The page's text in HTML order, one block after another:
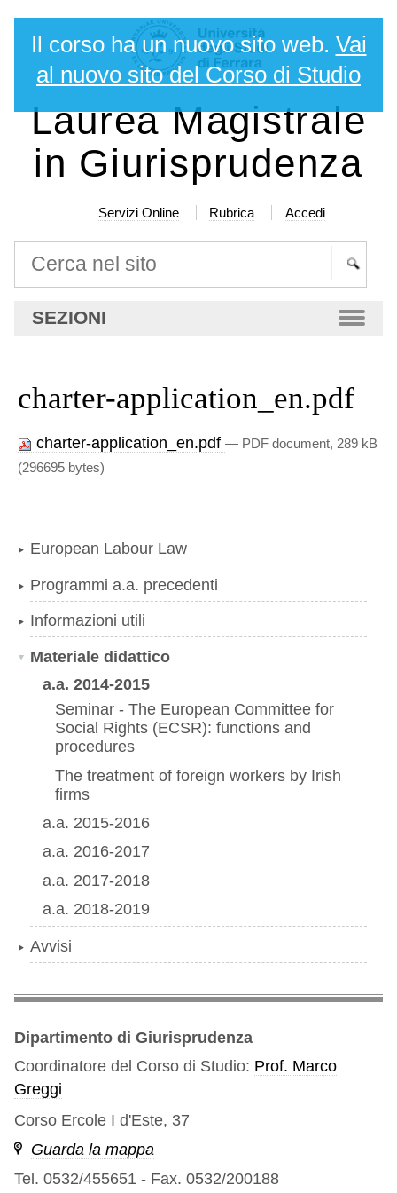
contenuti.
Salta
alla
navigazione
personali
Il corso ha un nuovo sito web. Vai
al nuovo sito del Corso di Studio
Laurea Magistrale
in Giurisprudenza
Servizi Online Rubrica Accedi
avanzata…
SEZIONI
charter-application_en.pdf
charter-application_en.pdf— PDF document, 289 kB
(296695 bytes)
European Labour Law
Programmi a.a. precedenti
Informazioni utili
Materiale didattico
a.a. 2014-2015
Seminar - The European Committee for
Social Rights (ECSR): functions and
procedures
The treatment of foreign workers by Irish
firms
a.a. 2015-2016
a.a. 2016-2017
a.a. 2017-2018
a.a. 2018-2019
Avvisi
Dipartimento di Giurisprudenza
Coordinatore del Corso di Studio: Prof. Marco
Greggi
Corso Ercole I d'Este, 37
Guarda la mappa
Tel. 0532/455651 - Fax. 0532/200188